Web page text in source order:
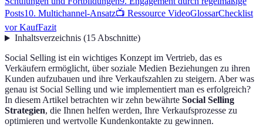
Posts10. Multichannel-Ansatz📺 Ressource VideoGlossarChecklist
vor KaufFazit
Inhaltsverzeichnis(15Abschnitte)
Social Selling ist ein wichtiges Konzept im Vertrieb, das es
Verkäufern ermöglicht, über soziale Medien Beziehungen zu ihren
Kunden aufzubauen und ihre Verkaufszahlen zu steigern. Aber was
genau ist Social Selling und wie implementiert man es erfolgreich?
In diesem Artikel betrachten wir zehn bewährte Social Selling
Strategien, die Ihnen helfen werden, Ihre Verkaufsprozesse zu
optimieren und wertvolle Kundenkontakte zu gewinnen.